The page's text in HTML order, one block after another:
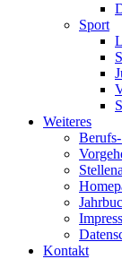
Sport
Weiteres
Kontakt